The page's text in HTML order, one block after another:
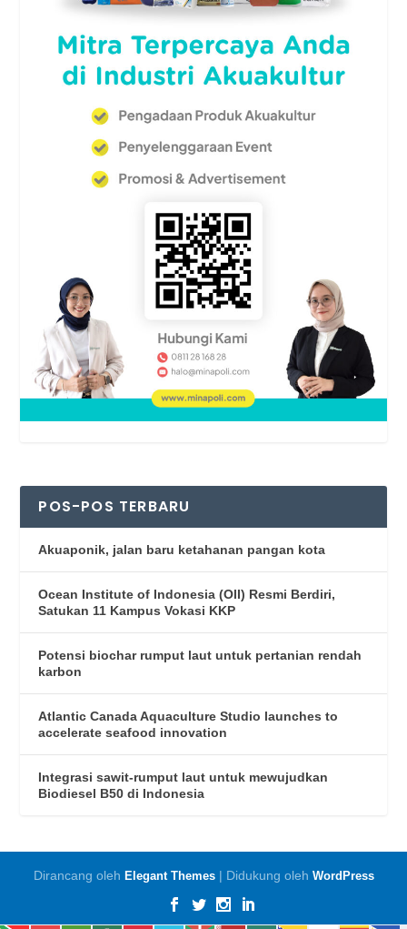
POS-POS TERBARU
Akuaponik, jalan baru ketahanan pangan kota
Ocean Institute of Indonesia (OII) Resmi Berdiri,
Satukan 11 Kampus Vokasi KKP
Potensi biochar rumput laut untuk pertanian rendah
karbon
Atlantic Canada Aquaculture Studio launches to
accelerate seafood innovation
Integrasi sawit-rumput laut untuk mewujudkan
Biodiesel B50 di Indonesia
Dirancang oleh Elegant Themes| Didukung oleh WordPress